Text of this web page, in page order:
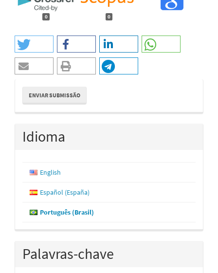
0 0
Enviar
Submissão
ENVIAR SUBMISSÃO
Idioma
English
Español (España)
Português (Brasil)
Palavras-chave